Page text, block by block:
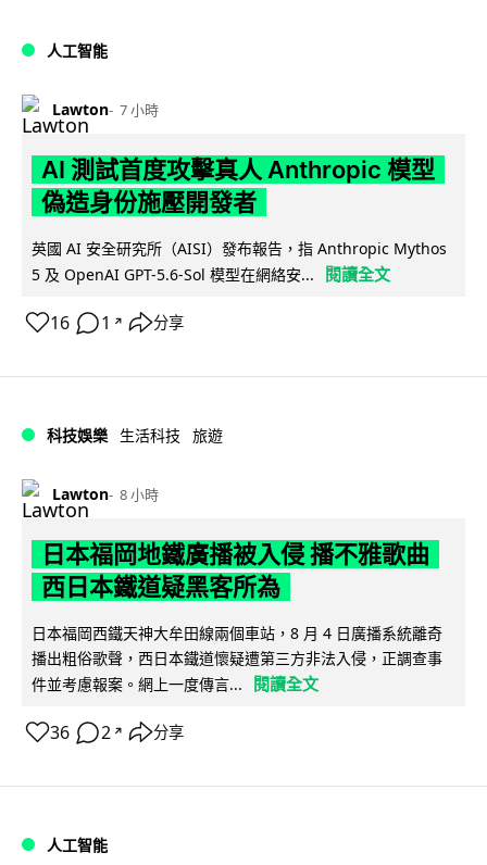
人工智能
Lawton 7 小時
AI 測試首度攻擊真人 Anthropic 模型
偽造身份施壓開發者
英國 AI 安全研究所（AISI）發布報告，指 Anthropic Mythos
5 及 OpenAI GPT-5.6-Sol 模型在網絡安...
閱讀全文
16 1 ↗ 分享
科技娛樂 生活科技 旅遊
Lawton 8 小時
日本福岡地鐵廣播被入侵 播不雅歌曲
西日本鐵道疑黑客所為
日本福岡西鐵天神大牟田線兩個車站，8 月 4 日廣播系統離奇
播出粗俗歌聲，西日本鐵道懷疑遭第三方非法入侵，正調查事
件並考慮報案。網上一度傳言...
閱讀全文
36 2 ↗ 分享
人工智能